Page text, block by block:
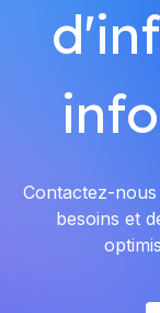
Contactez-
besoins et